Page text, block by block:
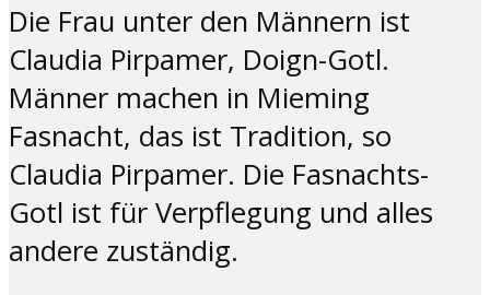
Die Frau unter den Männern ist
Claudia Pirpamer, Doign-Gotl.
Männer machen in Mieming
Fasnacht, das ist Tradition, so
Claudia Pirpamer. Die Fasnachts-
Gotl ist für Verpflegung und alles
andere zuständig.